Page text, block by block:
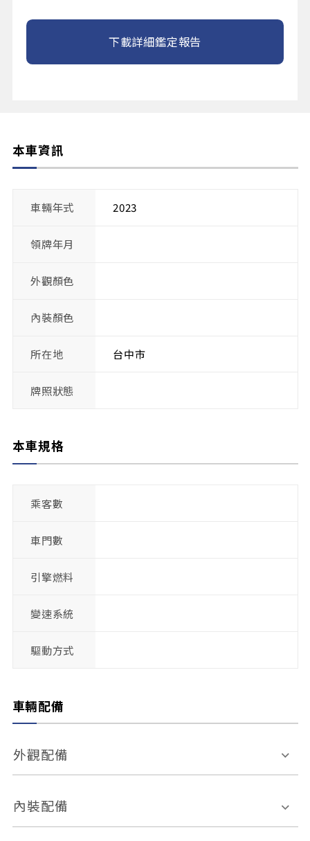
下載詳細鑑定報告
本車資訊
車輛年式 2023
領牌年月
外觀顏色
內裝顏色
所在地 台中市
牌照狀態
本車規格
乘客數
車門數
引擎燃料
變速系統
驅動方式
車輛配備
外觀配備
電動天窗
內裝配備